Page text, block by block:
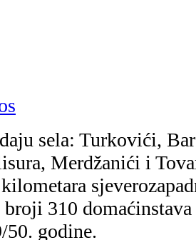
sela: Turkovići,
Merdžanići i
broji 310
50. godine.